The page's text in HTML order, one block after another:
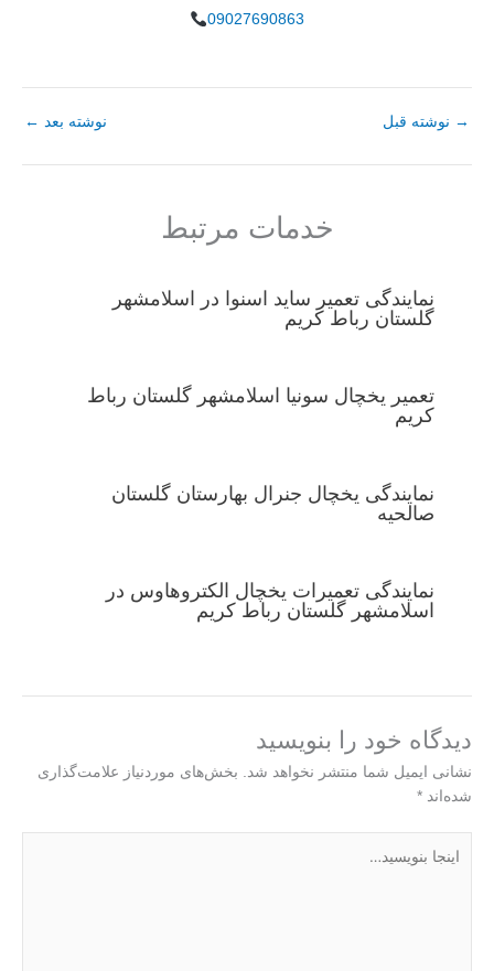
09027690863
→ نوشته قبل نوشته بعد ←
خدمات مرتبط
نمایندگی تعمیر ساید اسنوا در اسلامشهر
گلستان رباط کریم
تعمیر یخچال سونیا اسلامشهر گلستان رباط
کریم
نمایندگی یخچال جنرال بهارستان گلستان
صالحیه
نمایندگی تعمیرات یخچال الکتروهاوس در
اسلامشهر گلستان رباط کریم
دیدگاه‌ خود را بنویسید
نشانی ایمیل شما منتشر نخواهد شد. بخش‌های موردنیاز علامت‌گذاری
شده‌اند *
بنویسید…